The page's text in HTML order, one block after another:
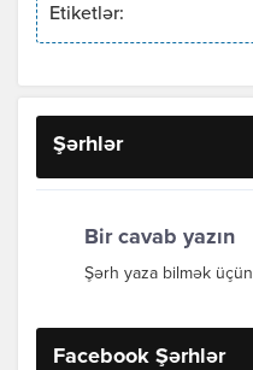
Etiketlər:
Şərhlər
Bir cavab yazın
Şərh yaza bilmək üçün
Facebook Şərhlər